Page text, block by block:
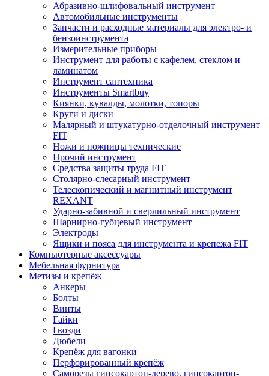
Абразивно-шлифовальный инструмент
Автомобильные инструменты
Запчасти и расходные материалы для электро- и
бензоинструмента
Измерительные приборы
Инструмент для работы с кафелем, стеклом и
ламинатом
Инструмент сантехника
Инструменты Smartbuy
Киянки, кувалды, молотки, топоры
Круги и диски
Малярный и штукатурно-отделочный инструмент
FIT
Ножи и ножницы технические
Прочий инструмент
Средства защиты труда FIT
Столярно-слесарный инструмент
Телескопический и магнитный инструмент
REXANT
Ударно-забивной и сверлильный инструмент
Шарнирно-губцевый инструмент
Электроды
Ящики и пояса для инструмента и крепежа FIT
Компьютерные аксессуары
Мебельная фурнитура
Метизы и крепёж
Анкеры
Болты
Винты
Гайки
Гвозди
Дюбели
Крепёж для вагонки
Перфорированный крепёж
Саморезы гипсокартон-дерево, гипсокартон-